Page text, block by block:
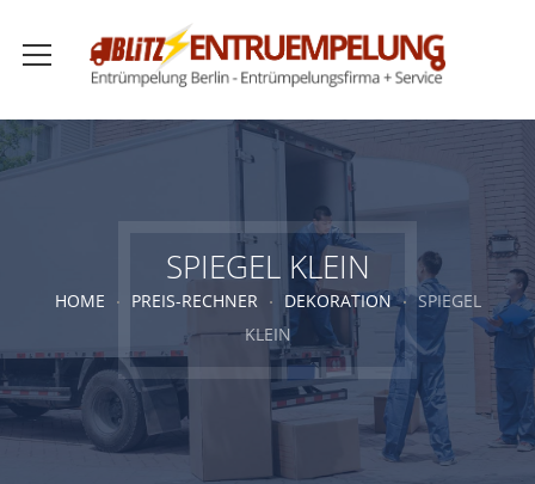
SPIEGEL KLEIN
HOME PREIS-RECHNER DEKORATION
SPIEGEL
KLEIN